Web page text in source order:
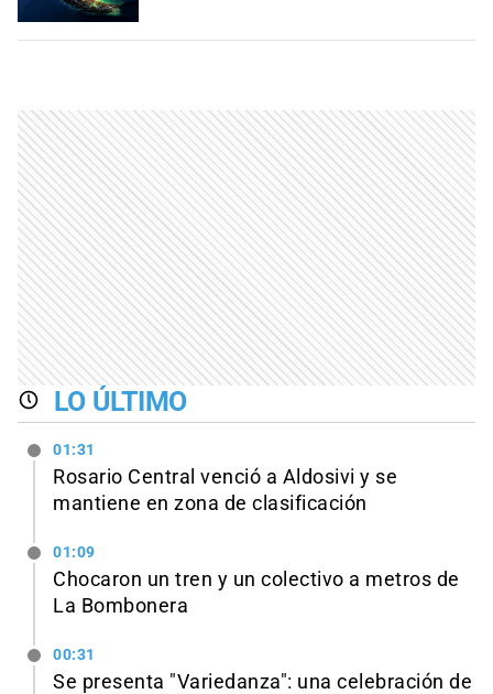
LO ÚLTIMO
01:31
Rosario Central venció a Aldosivi y se
mantiene en zona de clasificación
01:09
Chocaron un tren y un colectivo a metros de
La Bombonera
00:31
Se presenta "Variedanza": una celebración de